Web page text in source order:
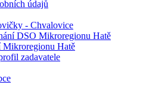
údajů
- Chvalovice
DSO Mikroregionu Hatě
Mikroregionu Hatě
zadavatele